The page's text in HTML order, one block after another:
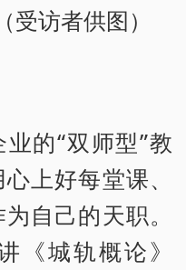
受访者供图）
的“双师型”教
上好每堂课、
自己的天职。
《城轨概论》